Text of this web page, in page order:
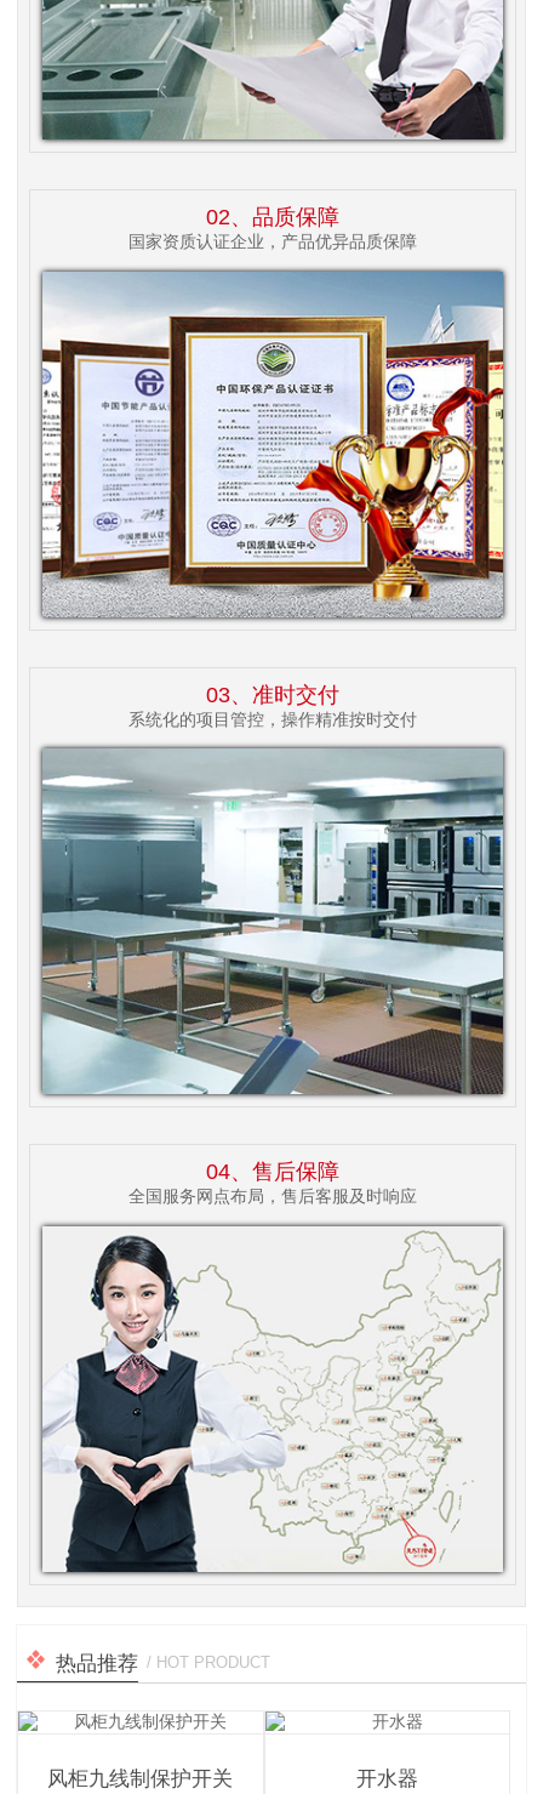
02、品质保障
国家资质认证企业，产品优异品质保障
03、准时交付
系统化的项目管控，操作精准按时交付
04、售后保障
全国服务网点布局，售后客服及时响应
热品推荐 / HOT PRODUCT
风柜九线制保护开关 开水器